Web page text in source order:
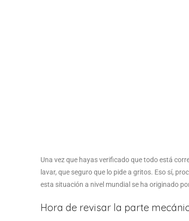
Una vez que hayas verificado que todo está
lavar, que seguro que lo pide a gritos. Eso sí,
esta situación a nivel mundial se ha originado
Hora de revisar la parte